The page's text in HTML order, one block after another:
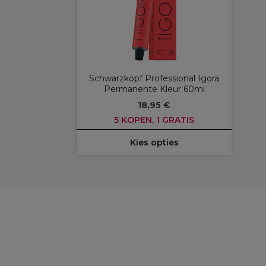
Schwarzkopf Professional Igora
Permanente Kleur 60ml
18,95 €
5 KOPEN, 1 GRATIS
Kies opties